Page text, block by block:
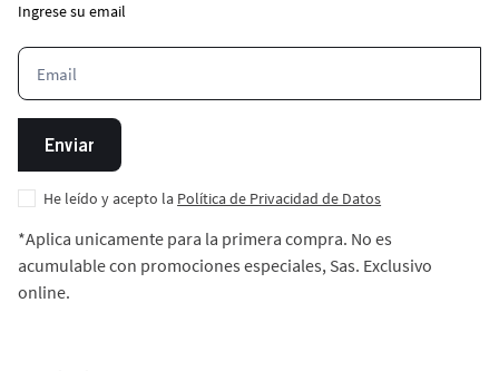
Ingrese su email
Enviar
He leído y acepto la Política de Privacidad de Datos
*Aplica unicamente para la primera compra. No es
acumulable con promociones especiales, Sas. Exclusivo
online.